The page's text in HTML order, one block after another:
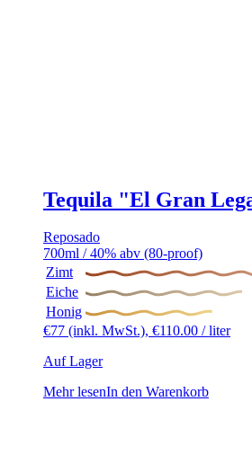
Tequila "El Gran
Reposado
700ml / 40% abv (80-proof)
Zimt
Eiche
Honig
€77 (inkl. MwSt.), €110.00 / liter
Auf Lager
Mehr lesenIn den Warenkorb